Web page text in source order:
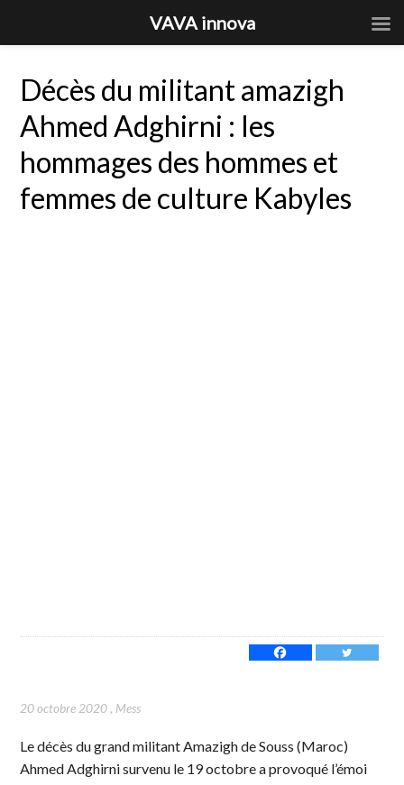
Décès du militant amazigh
Ahmed Adghirni : les
hommages des hommes et
femmes de culture Kabyles
20 octobre 2020, Mess
Le décès du grand militant Amazigh de Souss (Maroc)
Ahmed Adghirni survenu le 19 octobre a provoqué l’émoi
VAVA innova